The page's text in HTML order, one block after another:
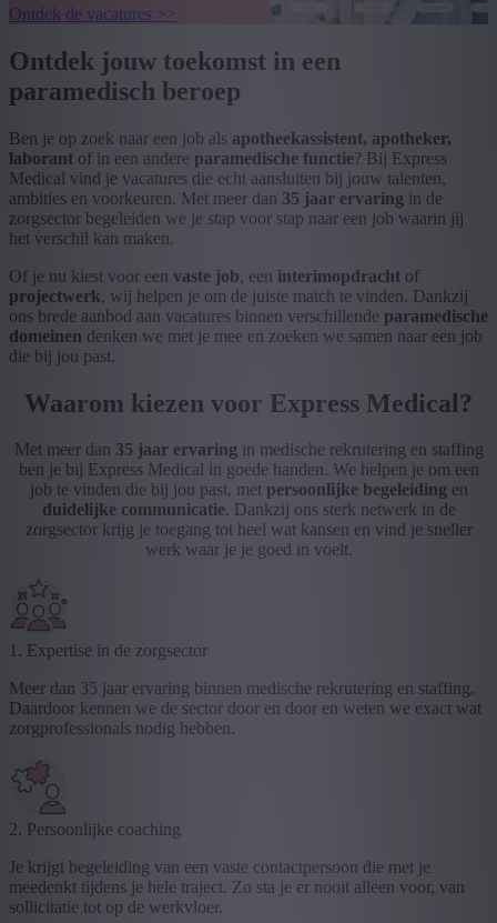
Ontdek de vacatures >>
Ontdek jouw toekomst in een
paramedisch beroep
Ben je op zoek naar een job als apotheekassistent, apotheker,
laborant of in een andere paramedische functie? Bij Express
Medical vind je vacatures die echt aansluiten bij jouw talenten,
ambities en voorkeuren. Met meer dan 35 jaar ervaring in de
zorgsector begeleiden we je stap voor stap naar een job waarin jij
het verschil kan maken.
Of je nu kiest voor een vaste job, een interimopdracht of
projectwerk, wij helpen je om de juiste match te vinden. Dankzij
ons brede aanbod aan vacatures binnen verschillende paramedische
domeinen denken we met je mee en zoeken we samen naar een job
die bij jou past.
Waarom kiezen voor Express Medical?
Met meer dan 35 jaar ervaringin medische rekrutering en staffing
ben je bij Express Medical in goede handen. We helpen je om een
job te vinden die bij jou past, met persoonlijke begeleidingen
duidelijke communicatie. Dankzij ons sterk netwerk in de
zorgsector krijg je toegang tot heel wat kansen en vind je sneller
werk waar je je goed in voelt.
1. Expertise in de zorgsector
Meer dan 35 jaar ervaring binnen medische rekrutering en staffing.
Daardoor kennen we de sector door en door en weten we exact wat
zorgprofessionals nodig hebben.
2. Persoonlijke coaching
Je krijgt begeleiding van een vaste contactpersoon die met je
meedenkt tijdens je hele traject. Zo sta je er nooit alleen voor, van
sollicitatie tot op de werkvloer.